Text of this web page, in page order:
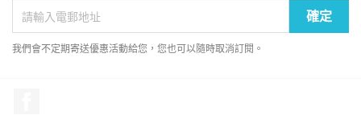
我們會不定期寄送優惠活動給您，您也可以隨時取消訂閱。